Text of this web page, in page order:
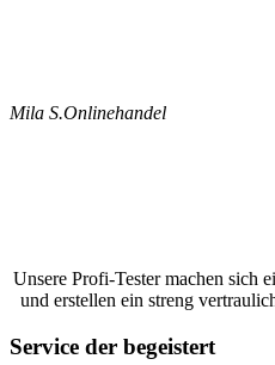
Mila S.Onlinehandel
Unsere Profi-Tester machen sich
und erstellen ein streng
Service der begeistert